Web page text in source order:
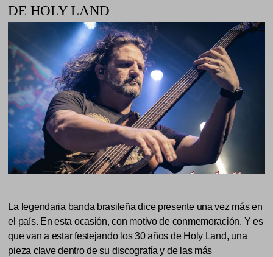
DE HOLY LAND
La legendaria banda brasileña dice presente una vez más en
el país. En esta ocasión, con motivo de conmemoración. Y es
que van a estar festejando los 30 años de Holy Land, una
pieza clave dentro de su discografía y de las más